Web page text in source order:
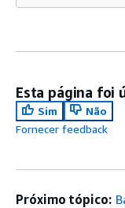
Esta página foi
Sim
Não
Fornecer feedback
Próximo tópico: